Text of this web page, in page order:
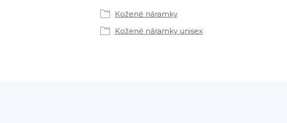
Kožené náramky
Kožené náramky unisex